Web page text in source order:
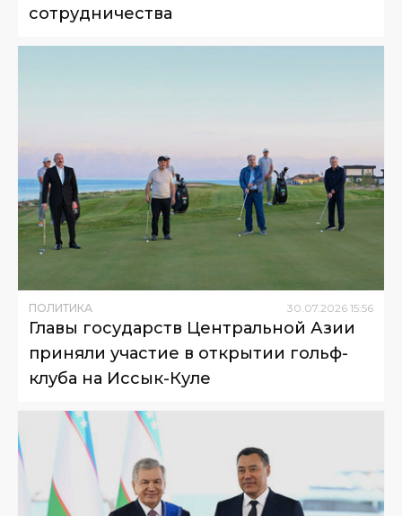
сотрудничества
ПОЛИТИКА 30.07.2026 15:56
Главы государств Центральной Азии
приняли участие в открытии гольф-
клуба на Иссык-Куле